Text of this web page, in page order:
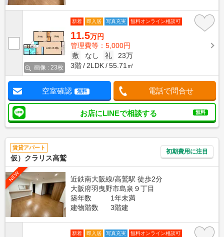
画像 : 23枚
新着 即入居 写真充実 無料オンライン相談可
11.5万円
管理費等：5,000円
敷
なし 礼
23万
3階
2LDK 55.71㎡
空室確認 無料 電話で問合せ
お店にLINEで相談する 無料
賃貸アパート
仮）クラリス高鷲
初期費用に注目
NEW
近鉄南大阪線/高鷲駅 徒歩2分
大阪府羽曳野市島泉９丁目
築年数
1年未満
建物階数
3階建
新着 即入居 写真充実 無料オンライン相談可